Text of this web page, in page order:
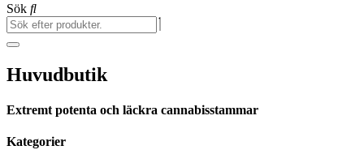
Sök
Huvudbutik
Extremt potenta och läckra cannabisstammar
Kategorier